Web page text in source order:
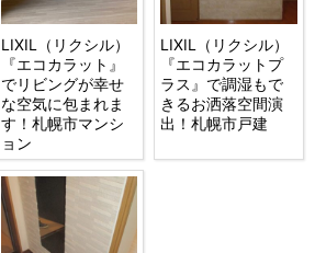
LIXIL（リクシル）
『エコカラット』
でリビングが幸せ
な空気に包まれま
す！札幌市マンシ
ョン
LIXIL（リクシル）
『エコカラットプ
ラス』で調湿もで
きるお洒落空間演
出！札幌市戸建